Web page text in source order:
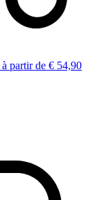
à partir de € 54,90